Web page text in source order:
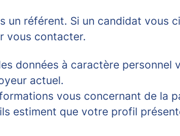
un référent. Si un candidat vous
vous contacter.
données à caractère
actuel.
vous concernant de la
estiment que votre profil